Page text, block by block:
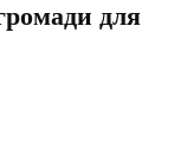
для